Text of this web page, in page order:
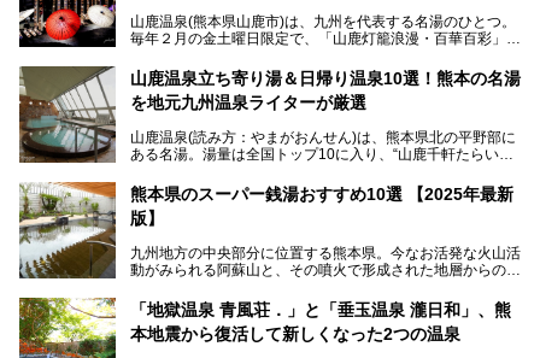
り一度廃業しましたが、2024年10月に営業再開。数多くの
温泉ファンに注目される名湯です。
今回は再開した耕きちの湯を訪問し、全浴室(男女別大浴
山鹿温泉(熊本県山鹿市)は、九州を代表する名湯のひとつ。
毎年２月の金土曜日限定で、「山鹿灯籠浪漫・百華百彩」
ます。和傘や竹、ろうそくなどを用いて、和情緒たっぷりの
ライトアップが無料で楽しめます。
日、の合計8日間開催。今回は地元九州在住の筆者が、その
見所を徹底紹介。併せて、その他イベントや立ち寄り湯も併
山鹿温泉立ち寄り湯＆日帰り温泉10選！熊本の名湯
を地元九州温泉ライターが厳選
山鹿温泉(読み方：やまがおんせん)は、熊本県北の平野部に
ある名湯。湯量は全国トップ10に入り、“山鹿千軒たらいな
泉質であり、お湯の良さにも定評があります。
今回は地元九州の温泉ライターの私が実際に入浴した中か
設・家族風呂の3パターンに分類し、合計10施設を厳選して
ご紹介。ぜひ、湯めぐりの参考にして下さいね！
熊本県のスーパー銭湯おすすめ10選 【2025年最新
版】
九州地方の中央部分に位置する熊本県。今なお活発な火山活
動がみられる阿蘇山と、その噴火で形成された地層からの湧
す。
そんな熊本県は、県内の至るところから温泉が湧いている温
泉県でもあります。山鹿温泉、玉名温泉、黒川温泉、人吉温
「地獄温泉 青風荘．」と「垂玉温泉 瀧日和」、熊
本地震から復活して新しくなった2つの温泉